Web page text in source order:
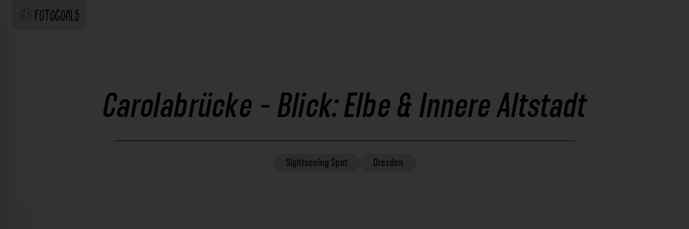
Carolabrücke - Blick: Elbe & Innere Altstadt
SightseeingSpot Dresden